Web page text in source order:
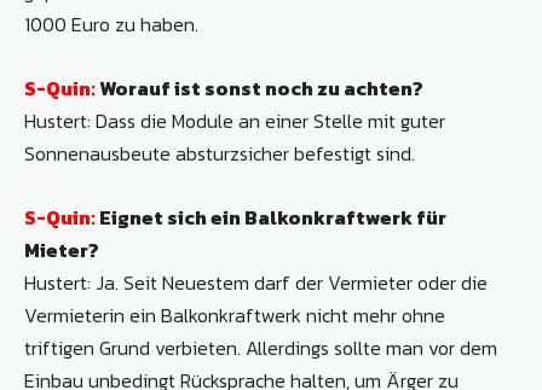
1000 Euro zu haben.
S-Quin:Worauf ist sonst noch zu achten?
Hustert: Dass die Module an einer Stelle mit guter
Sonnenausbeute absturzsicher befestigt sind.
S-Quin:Eignet sich ein Balkonkraftwerk für
Mieter?
Hustert: Ja. Seit Neuestem darf der Vermieter oder die
Vermieterin ein Balkonkraftwerk nicht mehr ohne
triftigen Grund verbieten. Allerdings sollte man vor dem
Einbau unbedingt Rücksprache halten, um Ärger zu